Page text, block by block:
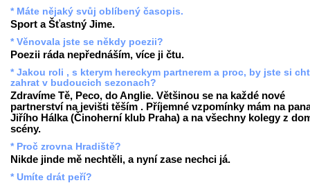
* Máte nějaký svůj oblíbený časopis.
Sport a Šťastný Jime.
* Věnovala jste se někdy poezii?
Poezii ráda nepřednáším, více ji čtu.
* Jakou roli , s kterym hereckym partnerem a proc, by jste si
zahrat v budoucich sezonach?
Zdravíme Tě, Peco, do Anglie. Většinou se na každé nové
partnerství na jevišti těším . Příjemné vzpomínky mám na
Jiřího Hálka (Činoherní klub Praha) a na všechny kolegy z
scény.
* Proč zrovna Hradiště?
Nikde jinde mě nechtěli, a nyní zase nechci já.
* Umíte drát peří?